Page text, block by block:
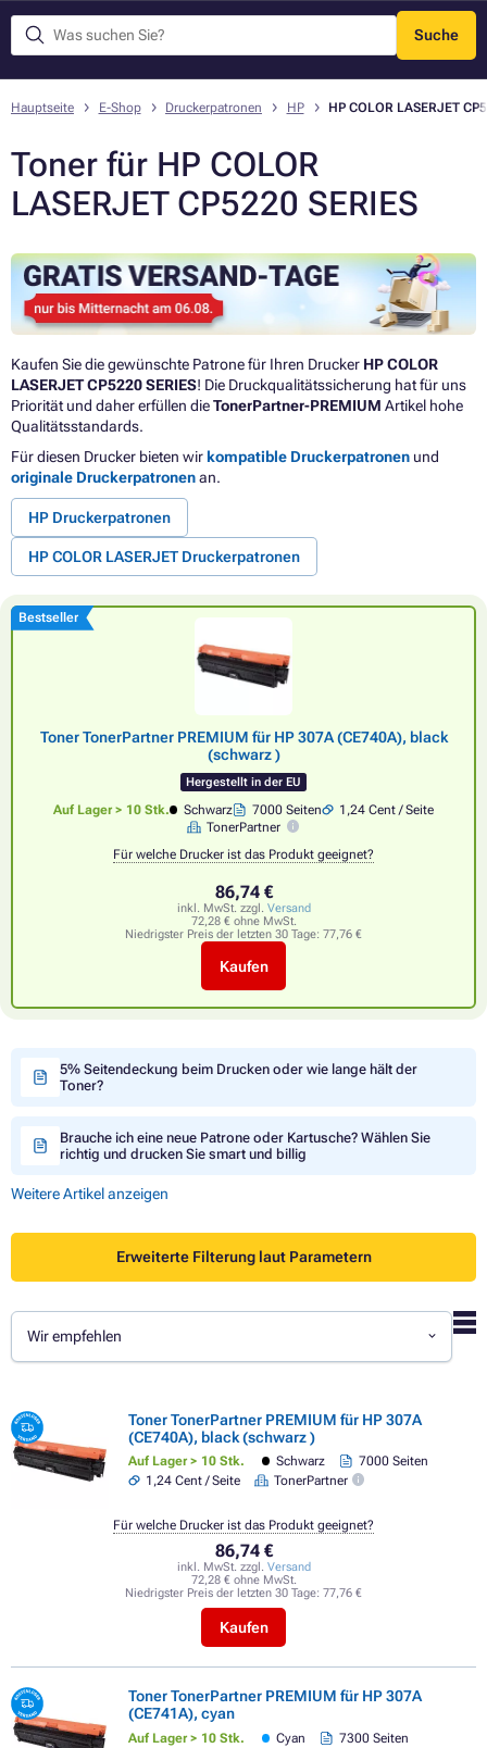
Suche
Menü
Hauptseite E-Shop Druckerpatronen HP HP COLOR LASERJET
Toner für HP COLOR
LASERJET CP5220 SERIES
Kaufen Sie die gewünschte Patrone für Ihren Drucker HP COLOR
LASERJET CP5220 SERIES! Die Druckqualitätssicherung hat für uns
Priorität und daher erfüllen dieTonerPartner-PREMIUM Artikel hohe
Qualitätsstandards.
Für diesen Drucker bieten wir kompatible Druckerpatronen und
originale Druckerpatronenan.
HP Druckerpatronen
HP COLOR LASERJET Druckerpatronen
Bestseller
Toner TonerPartner PREMIUM für HP 307A (CE740A), black
(schwarz )
Hergestellt in der EU
Auf Lager > 10 Stk. Schwarz 7000 Seiten
1,24 Cent / Seite
TonerPartner
Für welche Drucker ist das Produkt geeignet?
86,74 €
inkl. MwSt. zzgl. Versand
72,28 € ohne MwSt.
Niedrigster Preis der letzten 30 Tage: 77,76 €
Kaufen
5% Seitendeckung beim Drucken oder wie lange hält der
Toner?
Brauche ich eine neue Patrone oder Kartusche? Wählen Sie
richtig und drucken Sie smart und billig
Weitere Artikel anzeigen
Erweiterte Filterung laut Parametern
Wir empfehlen
Toner TonerPartner PREMIUM für HP 307A
(CE740A), black (schwarz )
Auf Lager > 10 Stk. Schwarz
7000 Seiten
1,24 Cent / Seite
TonerPartner
86,74 €
inkl. MwSt. zzgl. Versand
72,28 € ohne MwSt.
Niedrigster Preis der letzten 30 Tage: 77,76 €
Kaufen
Für welche Drucker ist das Produkt geeignet?
Toner TonerPartner PREMIUM für HP 307A
(CE741A), cyan
Auf Lager > 10 Stk. Cyan
7300 Seiten